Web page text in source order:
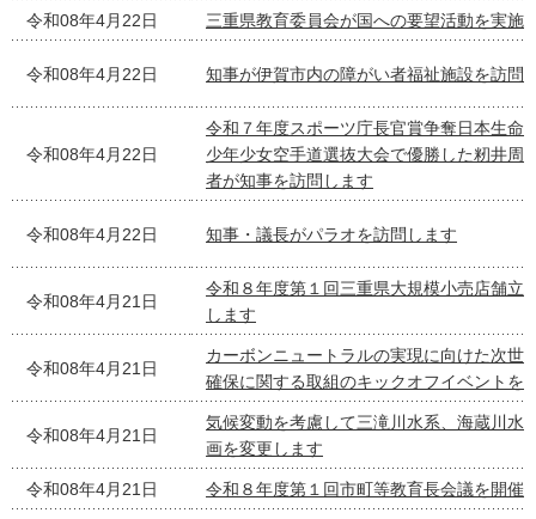
令和08年4月22日 三重県教育委員会が国への要望活動を実施
令和08年4月22日 知事が伊賀市内の障がい者福祉施設を訪問
令和08年4月22日
令和７年度スポーツ庁長官賞争奪日本生命
少年少女空手道選抜大会で優勝した籾井周
者が知事を訪問します
令和08年4月22日 知事・議長がパラオを訪問します
令和08年4月21日
令和８年度第１回三重県大規模小売店舗立
します
令和08年4月21日
カーボンニュートラルの実現に向けた次世
確保に関する取組のキックオフイベントを
令和08年4月21日
気候変動を考慮して三滝川水系、海蔵川水
画を変更します
令和08年4月21日 令和８年度第１回市町等教育長会議を開催